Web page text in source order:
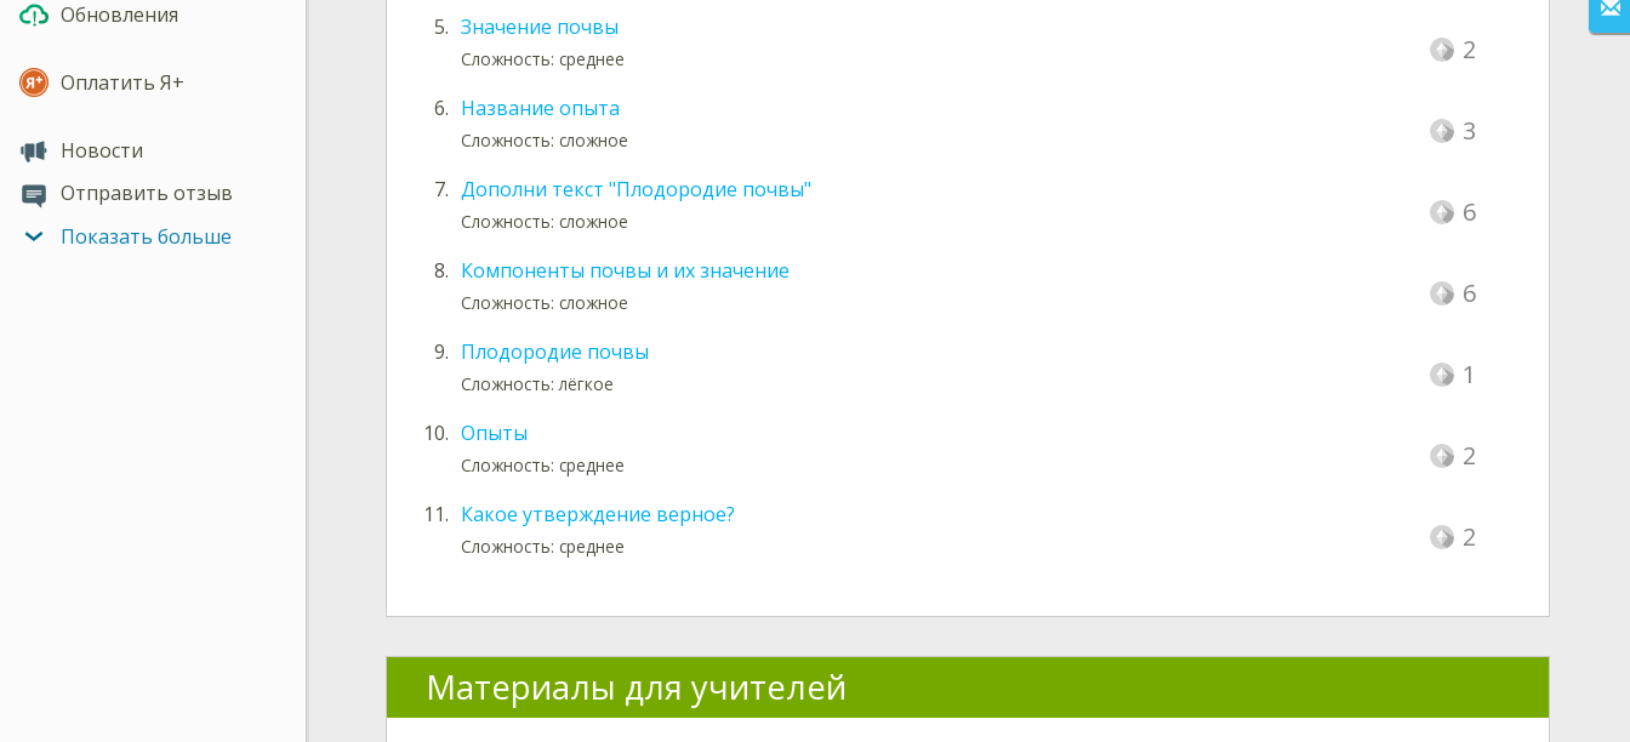
Обновления
Оплатить Я+
Новости
Отправить отзыв
Показать больше
5. Значение почвы
Сложность: среднее 2
6. Название опыта
Сложность: сложное 3
7. Дополни текст "Плодородие почвы"
Сложность: сложное 6
8. Компоненты почвы и их значение
Сложность: сложное 6
9. Плодородие почвы
Сложность: лёгкое 1
10. Опыты
Сложность: среднее 2
11. Какое утверждение верное?
Сложность: среднее 2
Материалы для учителей